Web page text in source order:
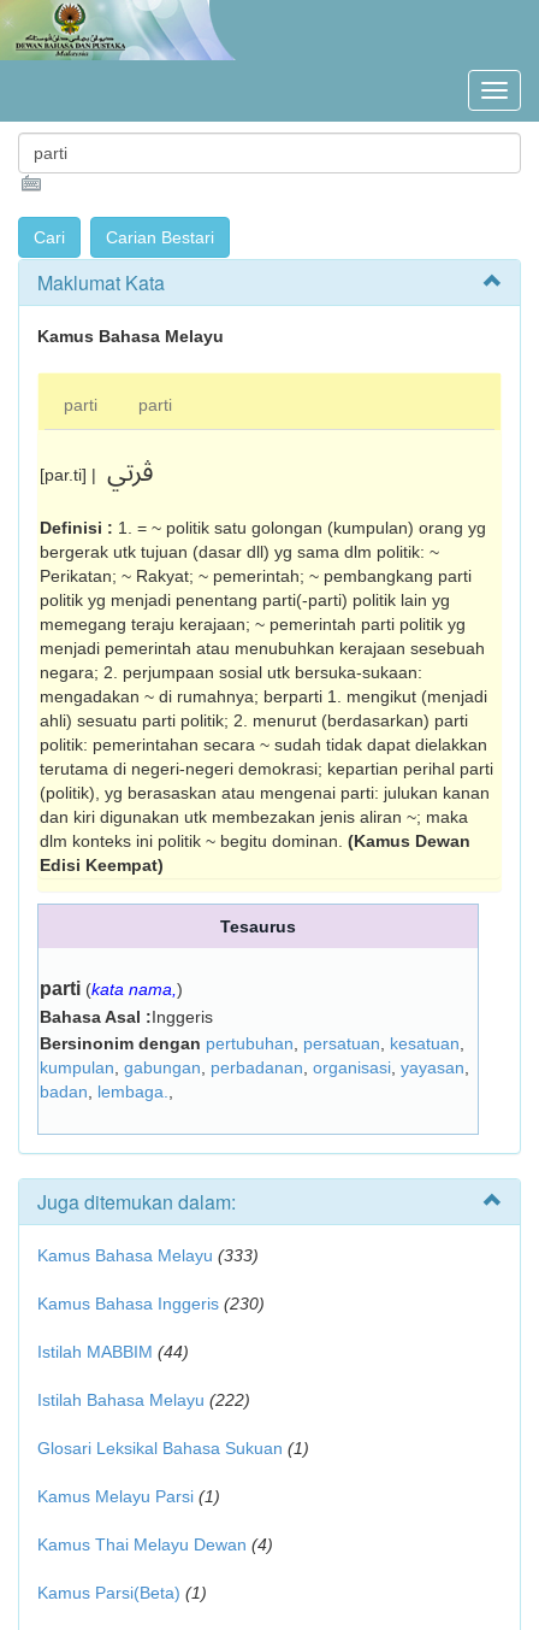
Maklumat Kata
Kamus Bahasa Melayu
parti parti
[par.ti] | ڤرتي
Definisi : 1. = ~ politik satu golongan (kumpulan) orang yg
bergerak utk tujuan (dasar dll) yg sama dlm politik: ~
Perikatan; ~ Rakyat; ~ pemerintah; ~ pembangkang parti
politik yg menjadi penentang parti(-parti) politik lain yg
memegang teraju kerajaan; ~ pemerintah parti politik yg
menjadi pemerintah atau menubuhkan kerajaan sesebuah
negara; 2. perjumpaan sosial utk bersuka-sukaan:
mengadakan ~ di rumahnya; berparti 1. mengikut (menjadi
ahli) sesuatu parti politik; 2. menurut (berdasarkan) parti
politik: pemerintahan secara ~ sudah tidak dapat dielakkan
terutama di negeri-negeri demokrasi; kepartian perihal parti
(politik), yg ber­asaskan atau mengenai parti: julukan kanan
dan kiri digunakan utk membezakan jenis aliran ~; maka
dlm konteks ini politik ~ begitu dominan. (Kamus Dewan
Edisi Keempat)
Tesaurus
parti (kata nama, )
Bahasa Asal :Inggeris
Bersinonim dengan pertubuhan persatuan kesatuan
kumpulan gabungan perbadanan organisasi yayasan
badan
lembaga.
Juga ditemukan dalam:
Kamus Bahasa Melayu (333)
Kamus Bahasa Inggeris (230)
Istilah MABBIM (44)
Istilah Bahasa Melayu (222)
Glosari Leksikal Bahasa Sukuan (1)
Kamus Melayu Parsi (1)
Kamus Thai Melayu Dewan (4)
Kamus Parsi(Beta) (1)